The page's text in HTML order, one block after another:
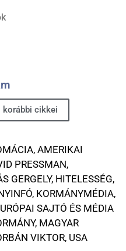
korábbi cikkei
, AMERIKAI
PRESSMAN,
GERGELY, HITELESSÉG,
, KORMÁNYMÉDIA,
SAJTÓ ÉS MÉDIA
, MAGYAR
VIKTOR, USA